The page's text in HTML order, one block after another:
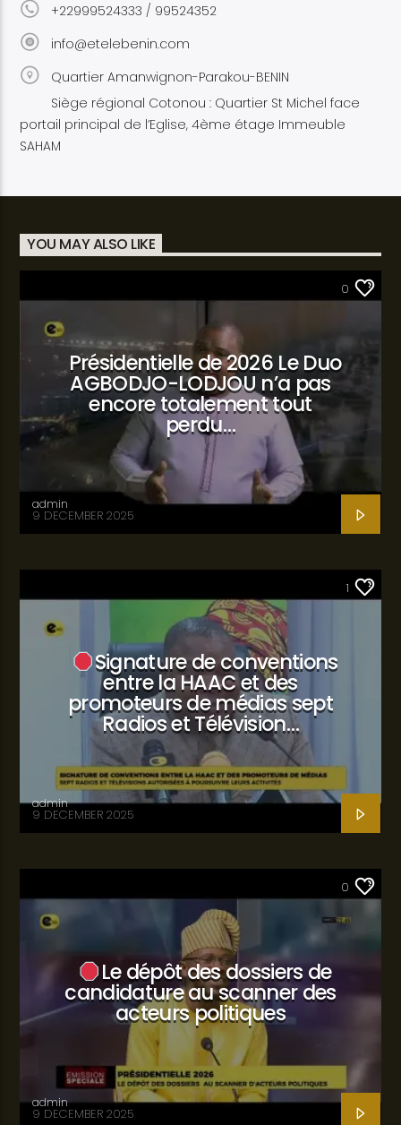
+22999524333 / 99524352
info@etelebenin.com
Quartier Amanwignon-Parakou-BENIN
Siège régional Cotonou : Quartier St Michel face
portail principal de l’Eglise, 4ème étage Immeuble
SAHAM
YOU MAY ALSO LIKE
0
Présidentielle de 2026 Le Duo
AGBODJO-LODJOU n’a pas
encore totalement tout
perdu…
admin
9 DECEMBER 2025
1
Signature de conventions
entre la HAAC et des
promoteurs de médias sept
Radios et Télévision…
admin
9 DECEMBER 2025
0
Le dépôt des dossiers de
candidature au scanner des
acteurs politiques
admin
9 DECEMBER 2025